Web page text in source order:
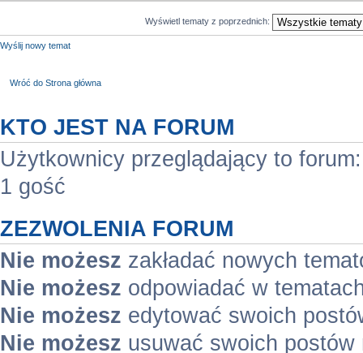
Wyświetl tematy z poprzednich:
Wyślij nowy temat
Wróć do Strona główna
KTO JEST NA FORUM
Użytkownicy przeglądający to
1 gość
ZEZWOLENIA FORUM
Nie możesz zakładać nowych
Nie możesz odpowiadać w
Nie możesz edytować swoich
Nie możesz usuwać swoich postów